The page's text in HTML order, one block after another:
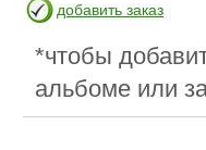
добавить заказ
*чтобы
альбоме или